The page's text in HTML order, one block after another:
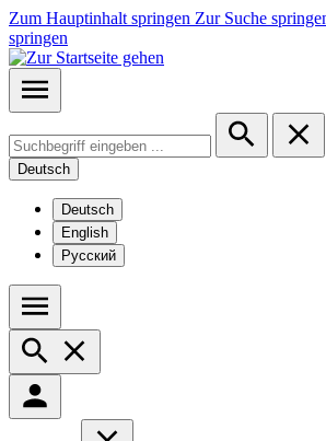
Zum Hauptinhalt springen Zur Suche
springen
Deutsch
Deutsch
English
Русский